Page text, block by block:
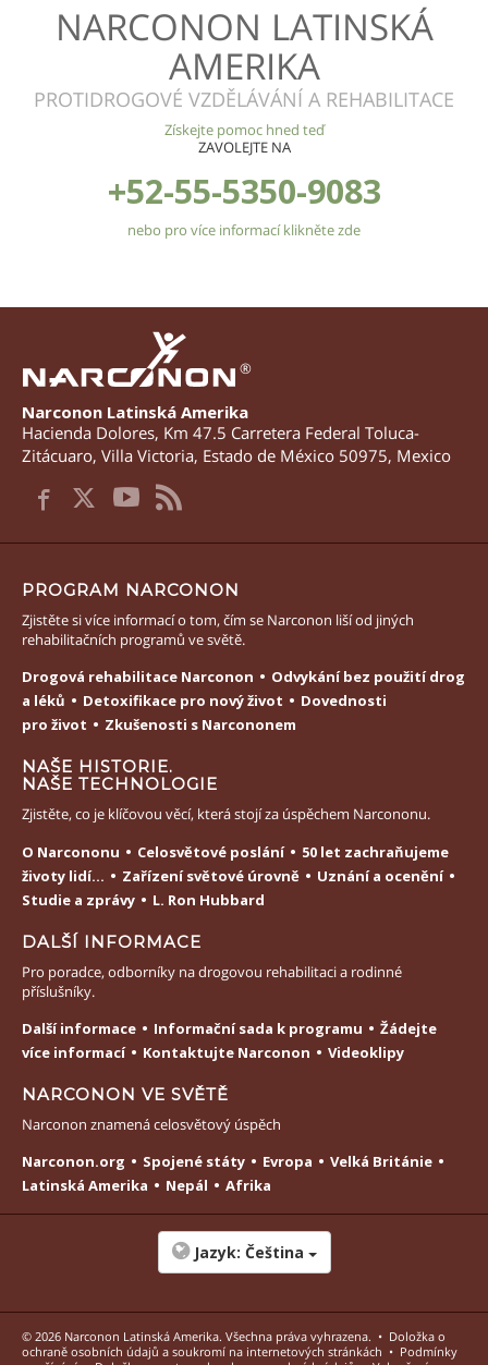
NARCONON LATINSKÁ
AMERIKA
PROTIDROGOVÉ VZDĚLÁVÁNÍ A REHABILITACE
Získejte pomoc hned teď
ZAVOLEJTE NA
+52-55-5350-9083
nebo pro více informací klikněte zde
®
Narconon Latinská Amerika
Hacienda Dolores, Km 47.5 Carretera Federal Toluca-
Zitácuaro, Villa Victoria, Estado de México 50975, Mexico
PROGRAM NARCONON
Zjistěte si více informací o tom, čím se Narconon liší od jiných
rehabilitačních programů ve světě.
Drogová rehabilitace Narconon
Odvykání bez použití drog
a léků
Detoxifikace pro nový život
Dovednosti
pro život
Zkušenosti s Narcononem
NAŠE HISTORIE.
NAŠE TECHNOLOGIE
Zjistěte, co je klíčovou věcí, která stojí za úspěchem Narcononu.
O Narcononu
Celosvětové poslání
50 let zachraňujeme
životy lidí...
Zařízení světové úrovně
Uznání a ocenění
Studie a zprávy
L. Ron Hubbard
DALŠÍ INFORMACE
Pro poradce, odborníky na drogovou rehabilitaci a rodinné
příslušníky.
Další informace
Informační sada k programu
Žádejte
více informací
Kontaktujte Narconon Videoklipy
NARCONON VE SVĚTĚ
Narconon znamená celosvětový úspěch
Narconon.org
Spojené státy Evropa
Velká Británie
Latinská Amerika
Nepál Afrika
Jazyk: Čeština
© 2026 Narconon Latinská Amerika. Všechna práva vyhrazena. • Doložka o
ochraně osobních údajů a soukromí na internetových stránkách • Podmínky